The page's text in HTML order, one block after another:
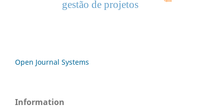
gestão de projetos
Open Journal Systems
Information